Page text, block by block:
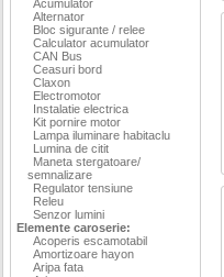
Acumulator
Alternator
Bloc sigurante / relee
Calculator acumulator
CAN Bus
Ceasuri bord
Claxon
Electromotor
Instalatie electrica
Kit pornire motor
Lampa iluminare habitaclu
Lumina de citit
Maneta stergatoare/
semnalizare
Regulator tensiune
Releu
Senzor lumini
Elemente caroserie:
Acoperis escamotabil
Amortizoare hayon
Aripa fata